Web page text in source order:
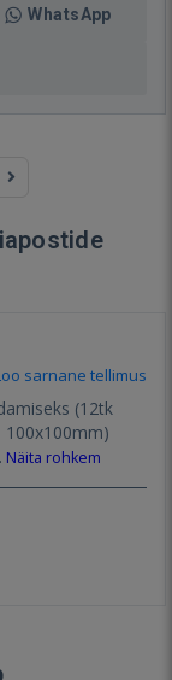
WhatsApp
sarnane tellimus
(12tk
Näita rohkem